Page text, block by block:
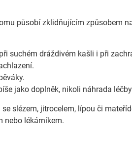
působí zklidňujícím způsobem
suchém dráždivém kašli i při
jako doplněk, nikoli náhrada
slézem, jitrocelem, lípou či
nebo lékárníkem.